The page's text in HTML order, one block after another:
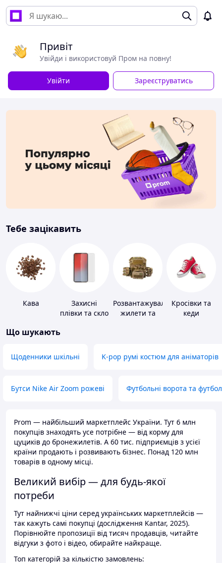
Привіт
Увійди і використовуй Пром на повну!
Увійти Зареєструватись
Тебе зацікавить
Кава
Захисні
плівки та скло
Розвантажувальні
жилети та
Кросівки та
кеди
Що шукають
Щоденники шкільні K-pop румі костюм для аніматорів
Бутси Nike Air Zoom рожеві Футбольні ворота та
Prom — найбільший маркетплейс України. Тут 6 млн
покупців знаходять усе потрібне — від корму для
цуциків до бронежилетів. А 60 тис. підприємців з усієї
країни продають і розвивають бізнес. Понад 120 млн
товарів в одному місці.
Великий вибір — для будь-якої
потреби
Тут найнижчі ціни серед українських маркетплейсів —
так кажуть самі покупці (дослідження Kantar, 2025).
Порівнюйте пропозиції від тисяч продавців, читайте
відгуки з фото і відео, обирайте найкраще.
Топ категорій за кількістю замовлень: